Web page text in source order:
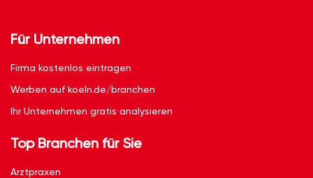
Für Unternehmen
Firma kostenlos eintragen
Werben auf koeln.de/branchen
Ihr Unternehmen gratis analysieren
Top Branchen für Sie
Arztpraxen